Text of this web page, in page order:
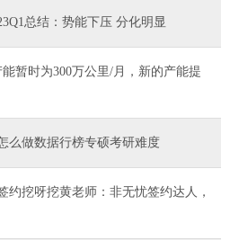
总结：势能下压 分化明显
暂时为300万公里/月，新的产能提
么做数据行榜专硕考研难度
约挖呀挖黄老师：非无忧签约达人，